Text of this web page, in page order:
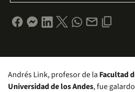
Andrés Link, profesor de la Facultad
Universidad de los Andes, fue